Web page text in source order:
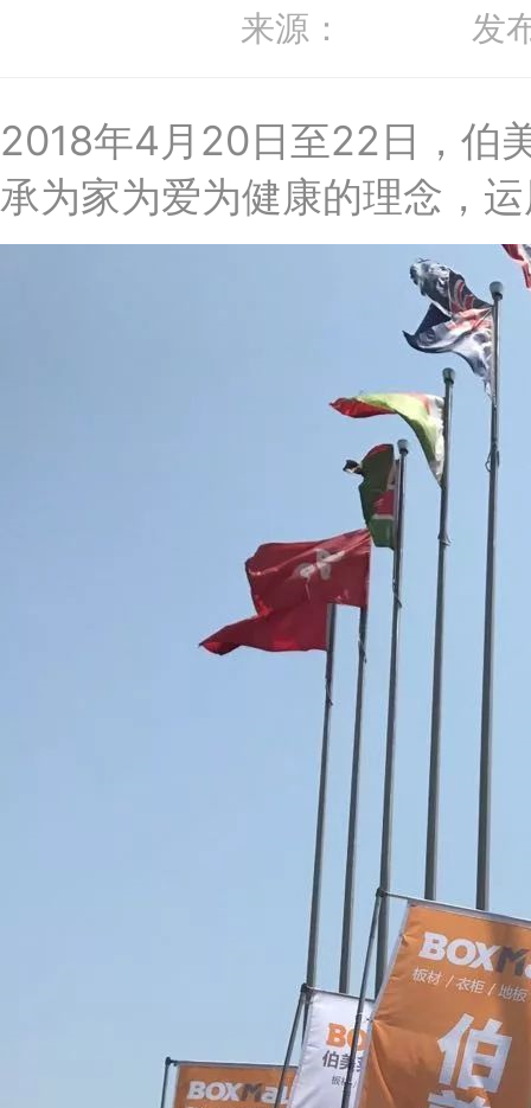
来源： 发
2018年4月20日至22日，伯
承为家为爱为健康的理念，